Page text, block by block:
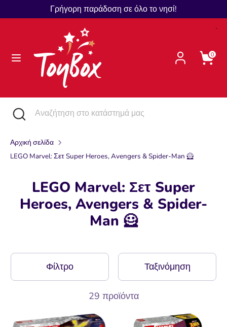
στο
Γρήγορη παράδοση σε όλο το νησί!
0
Γλώσσα
Ελληνικά
ΑναζήτησηΑναζήτηση
στο
κατάστημά
μας
ΑναζήτησηΑναζήτηση
κατάστημά
μας
Κλείστε
αναζήτηση
Αρχική σελίδα
LEGO Marvel: Σετ Super Heroes, Avengers & Spider-Man 🦸
LEGO Marvel: Σετ Super
Heroes, Avengers & Spider-
Man 🦸
Φίλτρο Ταξινόμηση
29 προϊόντα